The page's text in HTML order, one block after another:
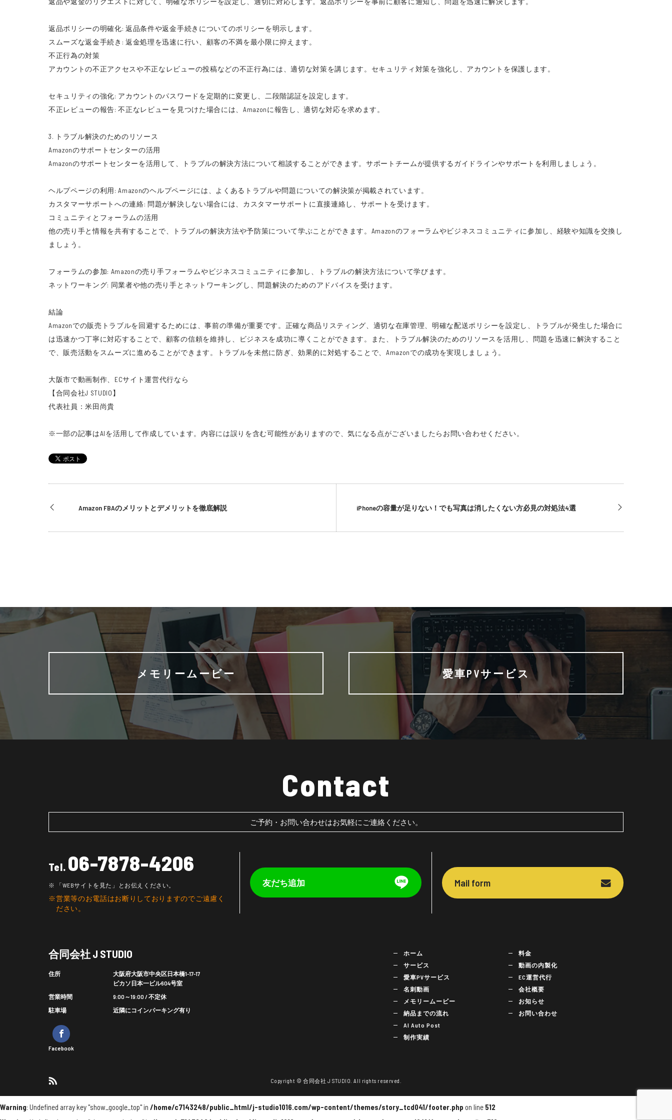
返品ポリシーの明確化: 返品条件や返金手続きについてのポリシーを明示します。
スムーズな返金手続き: 返金処理を迅速に行い、顧客の不満を最小限に抑えます。
不正行為の対策
アカウントの不正アクセスや不正なレビューの投稿などの不正行為には、適切な対策を講じます。セキュリティ対策を強化し、アカウントを保護します。
セキュリティの強化: アカウントのパスワードを定期的に変更し、二段階認証を設定します。
不正レビューの報告: 不正なレビューを見つけた場合には、Amazonに報告し、適切な対応を求めます。
3. トラブル解決のためのリソース
Amazonのサポートセンターの活用
Amazonのサポートセンターを活用して、トラブルの解決方法について相談することができます。サポートチームが提供するガイドラインやサポートを利用しましょう。
ヘルプページの利用: Amazonのヘルプページには、よくあるトラブルや問題についての解決策が掲載されています。
カスタマーサポートへの連絡: 問題が解決しない場合には、カスタマーサポートに直接連絡し、サポートを受けます。
コミュニティとフォーラムの活用
他の売り手と情報を共有することで、トラブルの解決方法や予防策について学ぶことができます。Amazonのフォーラムやビジネスコミュニティに参加し、経験や知識を交換し
ましょう。
フォーラムの参加: Amazonの売り手フォーラムやビジネスコミュニティに参加し、トラブルの解決方法について学びます。
ネットワーキング: 同業者や他の売り手とネットワーキングし、問題解決のためのアドバイスを受けます。
結論
Amazonでの販売トラブルを回避するためには、事前の準備が重要です。正確な商品リスティング、適切な在庫管理、明確な配送ポリシーを設定し、トラブルが発生した場合に
は迅速かつ丁寧に対応することで、顧客の信頼を維持し、ビジネスを成功に導くことができます。また、トラブル解決のためのリソースを活用し、問題を迅速に解決すること
で、販売活動をスムーズに進めることができます。トラブルを未然に防ぎ、効果的に対処することで、Amazonでの成功を実現しましょう。
大阪市で動画制作、ECサイト運営代行なら
【合同会社J STUDIO】
代表社員：米田尚貴
※一部の記事はAIを活用して作成しています。 内容には誤りを含む可能性がありますので、気になる点がございましたらお問い合わせください。
Amazon FBAのメリットとデメリットを徹底解説 iPhoneの容量が足りない！でも写真は消したくない方必見の対処法4選
メモリームービー 愛車PVサービス
Contact
ご予約・お問い合わせはお気軽にご連絡ください。
Tel. 06-7878-4206
「WEBサイトを見た」とお伝えください。
営業等のお電話はお断りしておりますのでご遠慮く
ださい。
友だち追加 Mail form
合同会社 J STUDIO
住所
大阪府大阪市中央区日本橋1-17-17
ピカソ日本一ビル604号室
営業時間
9:00～19:00 / 不定休
駐車場
近隣にコインパーキング有り
Facebook
ホーム
サービス
愛車PVサービス
名刺動画
メモリームービー
納品までの流れ
AI Auto Post
制作実績
料金
動画の内製化
EC運営代行
会社概要
お知らせ
お問い合わせ
Copyright © 合同会社 J STUDIO. All rights reserved.
Warning: Undefined array key "show_google_top" in /home/c7143248/public_html/j-studio1016.com/wp-content/themes/story_tcd041/footer.php on line512